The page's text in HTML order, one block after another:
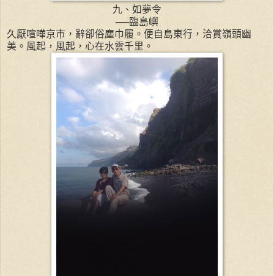
九、如夢令
──臨島嶼
久厭喧嘩京市，辭卻俗塵巾履。便自島東行，洽賞嶺頭幽
美。風起，風起，心在水雲千里。